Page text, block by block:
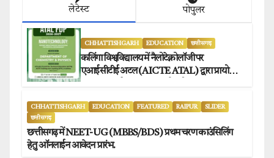
लेटेस्ट पोपुलर
CHHATTISHGARH EDUCATION छत्तीसगढ़
कलिंगा विश्वविद्यालय में नैलोटेक्नोलॉजी पर
एआईसीटीई अटल (AICTE ATAL) द्वारा प्रायोजित
CHHATTISHGARH EDUCATION FEATURED RAIPUR
SLIDER
छत्तीसगढ़
छत्तीसगढ़ में NEET-UG (MBBS/BDS) प्रथम चरण काउंसिलिंग
हेतु ऑनलाईन आवेदन प्रारंभ.